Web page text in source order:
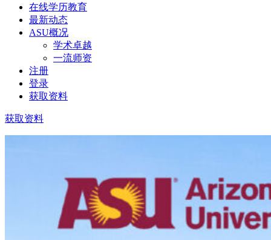
在线学历教育
最新动态
ASU概况
学术卓越
一流师资
注册
登录
获取资料
获取资料